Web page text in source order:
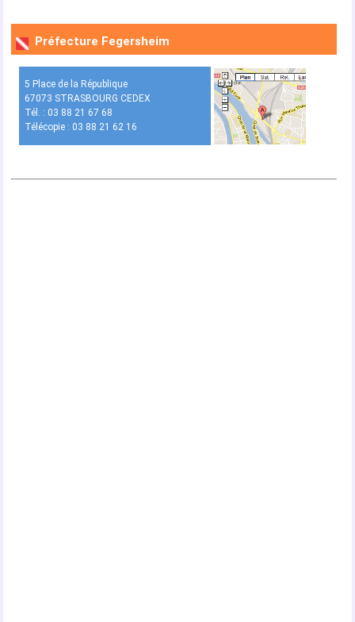
Préfecture Fegersheim
5 Place de la République
67073 STRASBOURG CEDEX
Tél. : 03 88 21 67 68
Télécopie : 03 88 21 62 16